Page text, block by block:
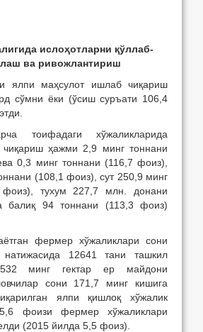
ислоҳотларни қўллаб-
ва ривожлантириш
ялпи маҳсулот ишлаб чиқариш
сўмни ёки (ўсиш суръати 106,4
тоифадаги хўжаликларида
чиқариш ҳажми 2,9 минг тоннани
0,3 минг тоннани (116,7 фоиз),
(108,1 фоиз), сут 250,9 минг
тухум 227,7 млн. донани
балиқ 94 тоннани (113,3 фоиз)
фермер хўжаликлари сони
натижасида 12641 тани ташкил
минг гектар ер майдони
сони 171,7 минг кишига
ялпи қишлоқ хўжалик
5,6 фоизи фермер хўжаликлари
(2015 йилда 5,5 фоиз).